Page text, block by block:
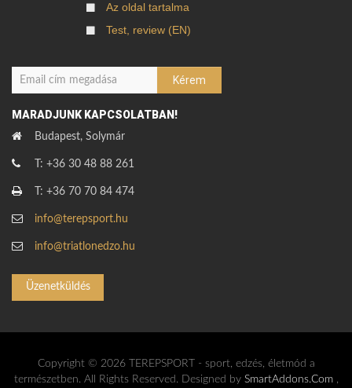
Az oldal tartalma
Test, review (EN)
MARADJUNK KAPCSOLATBAN!
Budapest, Solymár
T: +36 30 48 88 261
T: +36 70 70 84 474
info@terepsport.hu
info@triatlonedzo.hu
Üzenetküldés
Copyright © 2026 TEREPSPORT - sport, edzés, életmód a
természetben. All Rights Reserved. Designed by SmartAddons.Com,